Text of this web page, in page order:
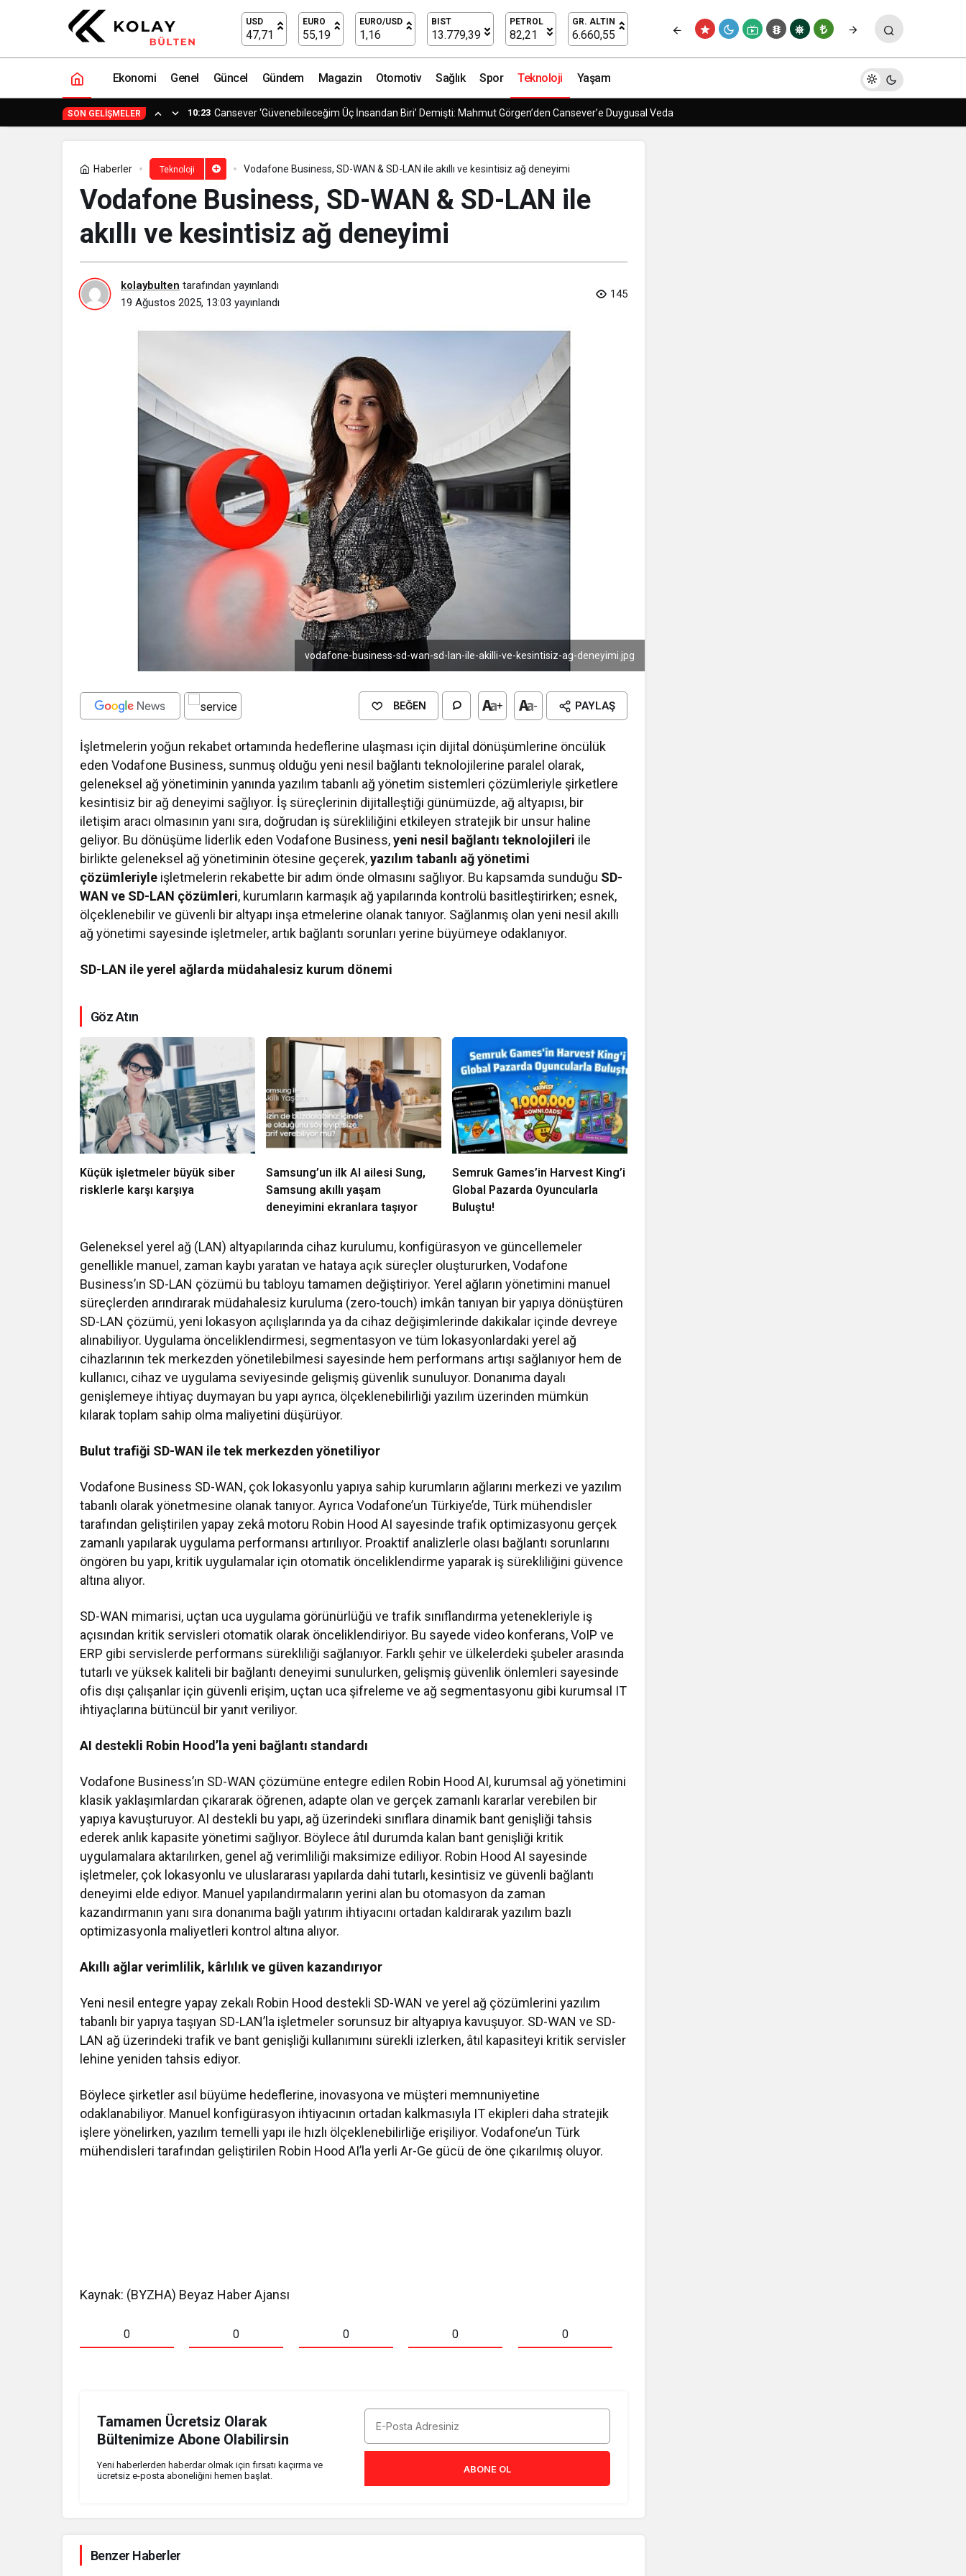
USD
47,71
EURO
55,19
EURO/USD
1,16
BIST
13.779,39
PETROL
82,21
GR. ALTIN
6.660,55
Ekonomi Genel Güncel Gündem Magazin Otomotiv Sağlık Spor Teknoloji Yaşam
SON GELIŞMELER 0:11 Avrupa ve Asya Arasında Modern Lojistik Çözümleri
Haberler Teknoloji Vodafone Business, SD-WAN & SD-LAN ile akıllı ve kesintisiz ağ deneyimi
Vodafone Business, SD-WAN & SD-LAN ile
akıllı ve kesintisiz ağ deneyimi
kolaybulten tarafından yayınlandı
19 Ağustos 2025, 13:03 yayınlandı
145
vodafone-business-sd-wan-sd-lan-ile-akilli-ve-kesintisiz-ag-deneyimi.jpg
BEĞEN + - PAYLAŞ
İşletmelerin yoğun rekabet ortamında hedeflerine ulaşması için dijital dönüşümlerine öncülük
eden Vodafone Business, sunmuş olduğu yeni nesil bağlantı teknolojilerine paralel olarak,
geleneksel ağ yönetiminin yanında yazılım tabanlı ağ yönetim sistemleri çözümleriyle şirketlere
kesintisiz bir ağ deneyimi sağlıyor. İş süreçlerinin dijitalleştiği günümüzde, ağ altyapısı, bir
iletişim aracı olmasının yanı sıra, doğrudan iş sürekliliğini etkileyen stratejik bir unsur haline
geliyor. Bu dönüşüme liderlik eden Vodafone Business,yeni nesil bağlantı teknolojileri ile
birlikte geleneksel ağ yönetiminin ötesine geçerek,yazılım tabanlı ağ yönetimi
çözümleriyle işletmelerin rekabette bir adım önde olmasını sağlıyor. Bu kapsamda sunduğu SD-
WAN ve SD-LAN çözümleri, kurumların karmaşık ağ yapılarında kontrolü basitleştirirken; esnek,
ölçeklenebilir ve güvenli bir altyapı inşa etmelerine olanak tanıyor. Sağlanmış olan yeni nesil akıllı
ağ yönetimi sayesinde işletmeler, artık bağlantı sorunları yerine büyümeye odaklanıyor.
SD-LAN ile yerel ağlarda müdahalesiz kurum dönemi
Göz Atın
Küçük işletmeler büyük siber
risklerle karşı karşıya
Samsung’un ilk AI ailesi Sung,
Samsung akıllı yaşam
deneyimini ekranlara taşıyor
Semruk Games’in Harvest King’i
Global Pazarda Oyuncularla
Buluştu!
Geleneksel yerel ağ (LAN) altyapılarında cihaz kurulumu, konfigürasyon ve güncellemeler
genellikle manuel, zaman kaybı yaratan ve hataya açık süreçler oluştururken, Vodafone
Business’ın SD-LAN çözümü bu tabloyu tamamen değiştiriyor. Yerel ağların yönetimini manuel
süreçlerden arındırarak müdahalesiz kuruluma (zero-touch) imkân tanıyan bir yapıya dönüştüren
SD-LAN çözümü, yeni lokasyon açılışlarında ya da cihaz değişimlerinde dakikalar içinde devreye
alınabiliyor. Uygulama önceliklendirmesi, segmentasyon ve tüm lokasyonlardaki yerel ağ
cihazlarının tek merkezden yönetilebilmesi sayesinde hem performans artışı sağlanıyor hem de
kullanıcı, cihaz ve uygulama seviyesinde gelişmiş güvenlik sunuluyor. Donanıma dayalı
genişlemeye ihtiyaç duymayan bu yapı ayrıca, ölçeklenebilirliği yazılım üzerinden mümkün
kılarak toplam sahip olma maliyetini düşürüyor.
Bulut trafiği SD-WAN ile tek merkezden yönetiliyor
Vodafone Business SD-WAN, çok lokasyonlu yapıya sahip kurumların ağlarını merkezi ve yazılım
tabanlı olarak yönetmesine olanak tanıyor. Ayrıca Vodafone’un Türkiye’de, Türk mühendisler
tarafından geliştirilen yapay zekâ motoru Robin Hood AI sayesinde trafik optimizasyonu gerçek
zamanlı yapılarak uygulama performansı artırılıyor. Proaktif analizlerle olası bağlantı sorunlarını
öngören bu yapı, kritik uygulamalar için otomatik önceliklendirme yaparak iş sürekliliğini güvence
altına alıyor.
SD-WAN mimarisi, uçtan uca uygulama görünürlüğü ve trafik sınıflandırma yetenekleriyle iş
açısından kritik servisleri otomatik olarak önceliklendiriyor. Bu sayede video konferans, VoIP ve
ERP gibi servislerde performans sürekliliği sağlanıyor. Farklı şehir ve ülkelerdeki şubeler arasında
tutarlı ve yüksek kaliteli bir bağlantı deneyimi sunulurken, gelişmiş güvenlik önlemleri sayesinde
ofis dışı çalışanlar için güvenli erişim, uçtan uca şifreleme ve ağ segmentasyonu gibi kurumsal IT
ihtiyaçlarına bütüncül bir yanıt veriliyor.
AI destekli Robin Hood’la yeni bağlantı standardı
Vodafone Business’ın SD-WAN çözümüne entegre edilen Robin Hood AI, kurumsal ağ yönetimini
klasik yaklaşımlardan çıkararak öğrenen, adapte olan ve gerçek zamanlı kararlar verebilen bir
yapıya kavuşturuyor. AI destekli bu yapı, ağ üzerindeki sınıflara dinamik bant genişliği tahsis
ederek anlık kapasite yönetimi sağlıyor. Böylece âtıl durumda kalan bant genişliği kritik
uygulamalara aktarılırken, genel ağ verimliliği maksimize ediliyor. Robin Hood AI sayesinde
işletmeler, çok lokasyonlu ve uluslararası yapılarda dahi tutarlı, kesintisiz ve güvenli bağlantı
deneyimi elde ediyor. Manuel yapılandırmaların yerini alan bu otomasyon da zaman
kazandırmanın yanı sıra donanıma bağlı yatırım ihtiyacını ortadan kaldırarak yazılım bazlı
optimizasyonla maliyetleri kontrol altına alıyor.
Akıllı ağlar verimlilik, kârlılık ve güven kazandırıyor
Yeni nesil entegre yapay zekalı Robin Hood destekli SD-WAN ve yerel ağ çözümlerini yazılım
tabanlı bir yapıya taşıyan SD-LAN’la işletmeler sorunsuz bir altyapıya kavuşuyor. SD-WAN ve SD-
LAN ağ üzerindeki trafik ve bant genişliği kullanımını sürekli izlerken, âtıl kapasiteyi kritik servisler
lehine yeniden tahsis ediyor.
Böylece şirketler asıl büyüme hedeflerine, inovasyona ve müşteri memnuniyetine
odaklanabiliyor. Manuel konfigürasyon ihtiyacının ortadan kalkmasıyla IT ekipleri daha stratejik
işlere yönelirken, yazılım temelli yapı ile hızlı ölçeklenebilirliğe erişiliyor. Vodafone’un Türk
mühendisleri tarafından geliştirilen Robin Hood AI’la yerli Ar-Ge gücü de öne çıkarılmış oluyor.
Kaynak: (BYZHA) Beyaz Haber Ajansı
0 0 0 0 0
Tamamen Ücretsiz Olarak
Bültenimize Abone Olabilirsin
Yeni haberlerden haberdar olmak için fırsatı kaçırma ve
ücretsiz e-posta aboneliğini hemen başlat.
ABONE OL
Benzer Haberler
OBASE, “Çıktı Odaklı” Yaklaşımıyla Dijital Dönüşümü Yeniden Tanımlıyor Yorum Yap Paylaş